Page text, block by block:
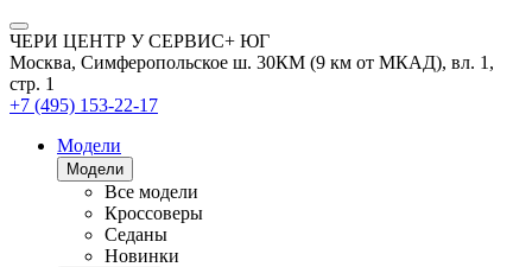
ЧЕРИ ЦЕНТР У СЕРВИС+ ЮГ
Москва, Симферопольское ш. 30КМ (9 км от МКАД), вл. 1,
стр. 1
+7 (495) 153-22-17
Модели
Модели
Все модели
Кроссоверы
Седаны
Новинки